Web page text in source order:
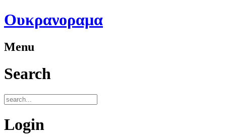
Ουκρανοραμα
Menu
Search
Login